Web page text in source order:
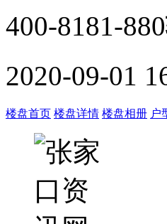
400-8181-880
2020-09-01
楼盘首页 楼盘详情 楼盘相册 户